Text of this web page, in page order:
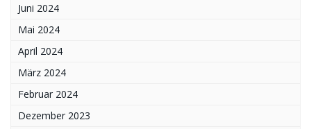
Juni 2024
Mai 2024
April 2024
März 2024
Februar 2024
Dezember 2023